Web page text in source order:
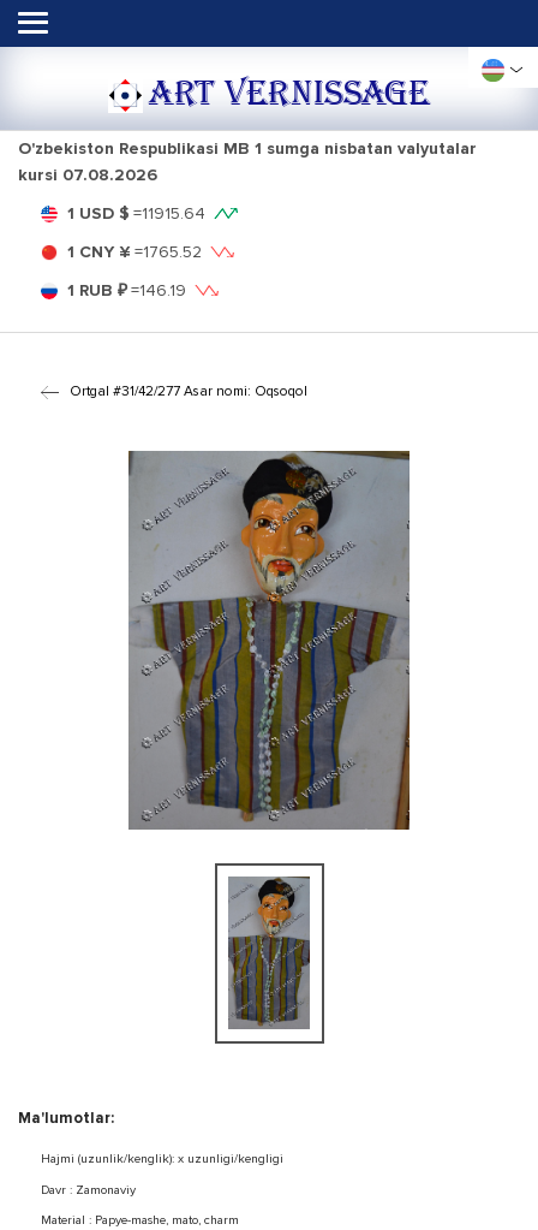
ART VERNISSAGE
O'zbekiston Respublikasi MB 1 sumga nisbatan valyutalar
kursi 07.08.2026
1 USD $ =11915.64
1 CNY ¥ =1765.52
1 RUB ₽=146.19
Ortga| #31/42/277 Asar nomi: Oqsoqol
Ma'lumotlar:
Hajmi (uzunlik/kenglik): x uzunligi/kengligi
Davr : Zamonaviy
Material : Papye-mashe, mato, charm